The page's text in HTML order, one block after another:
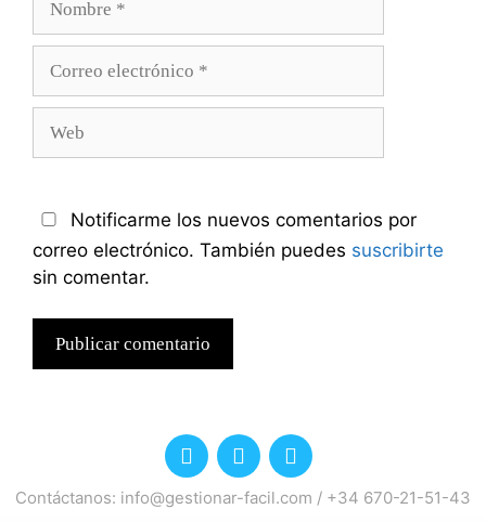
electrónico
Notificarme los nuevos comentarios por
correo electrónico. También puedes suscribirte
sin comentar.
Contáctanos: info@gestionar-facil.com / +34 670-21-51-43